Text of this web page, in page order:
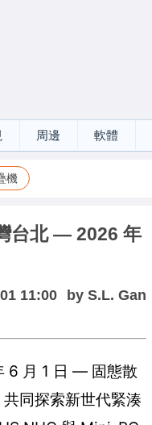
周邊 軟體
機
台北 — 2026 年
11:00 by S.L. Gan
6 月 1 日 — 固態散
同探索新世代緊湊